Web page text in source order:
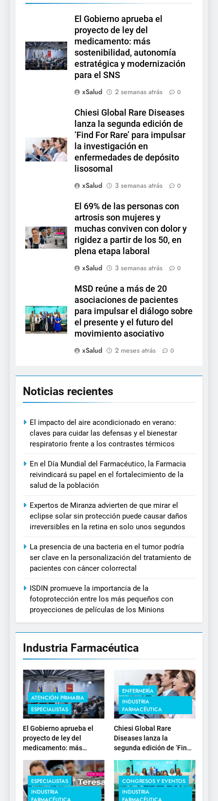
El Gobierno aprueba el
proyecto de ley del
medicamento: más
sostenibilidad, autonomía
estratégica y modernización
para el SNS
xSalud
2 semanas atrás 0
Chiesi Global Rare Diseases
lanza la segunda edición de
‘Find For Rare’ para impulsar
la investigación en
enfermedades de depósito
lisosomal
xSalud
3 semanas atrás 0
El 69% de las personas con
artrosis son mujeres y
muchas conviven con dolor y
rigidez a partir de los 50, en
plena etapa laboral
xSalud
3 semanas atrás 0
MSD reúne a más de 20
asociaciones de pacientes
para impulsar el diálogo sobre
el presente y el futuro del
movimiento asociativo
xSalud
2 meses atrás 0
Noticias recientes
El impacto del aire acondicionado en verano:
claves para cuidar las defensas y el bienestar
respiratorio frente a los contrastes térmicos
En el Día Mundial del Farmacéutico, la Farmacia
reivindicará su papel en el fortalecimiento de la
salud de la población
Expertos de Miranza advierten de que mirar el
eclipse solar sin protección puede causar daños
irreversibles en la retina en solo unos segundos
La presencia de una bacteria en el tumor podría
ser clave en la personalización del tratamiento de
pacientes con cáncer colorrectal
ISDIN promueve la importancia de la
fotoprotección entre los más pequeños con
proyecciones de películas de los Minions
Industria Farmacéutica
ATENCIÓN PRIMARIA
ESPECIALISTAS
El Gobierno aprueba el
proyecto de ley del
medicamento: más
estratégica y
modernización para el
SNS
ENFERMERÍA
INDUSTRIA
FARMACÉUTICA
Chiesi Global Rare
Diseases lanza la
segunda edición de ‘Find
investigación en
enfermedades de
depósito lisosomal
ESPECIALISTAS
INDUSTRIA
CONGRESOS Y EVENTOS
INDUSTRIA